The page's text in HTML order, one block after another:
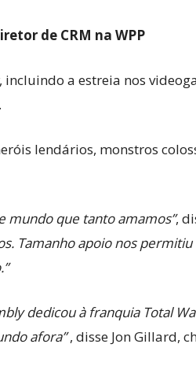
de CRM na WPP
, incluindo a estreia nos
lendários, monstros
mundo que tanto amamos”,
Tamanho apoio nos
dedicou à franquia Total
afora”, disse Jon Gillard,